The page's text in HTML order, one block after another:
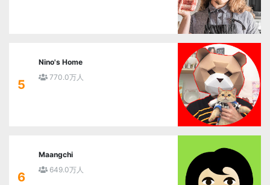
5
Nino's Home
770.0万人
6
Maangchi
649.0万人